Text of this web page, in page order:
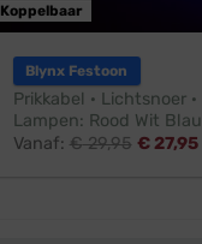
Koppelbaar
Blynx Festoon
Prikkabel · Lichtsnoer
Lampen: Rood Wit
Vanaf: €29,95 €27,95